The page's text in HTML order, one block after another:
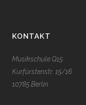
KONTAKT
Musikschule Q15
Kurfürstenstr. 15/16
10785 Berlin